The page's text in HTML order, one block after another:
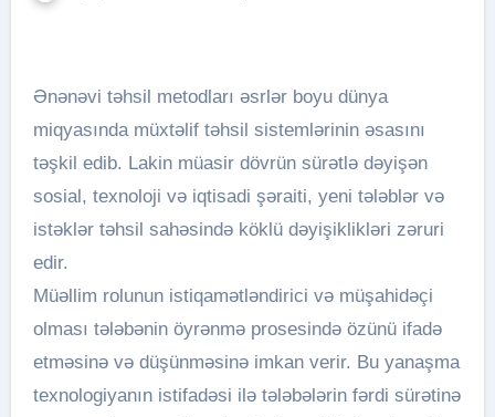
Ənənəvi təhsil metodları əsrlər boyu dünya
miqyasında müxtəlif təhsil sistemlərinin əsasını
təşkil edib. Lakin müasir dövrün sürətlə dəyişən
sosial, texnoloji və iqtisadi şəraiti, yeni tələblər və
istəklər təhsil sahəsində köklü dəyişiklikləri zəruri
edir.
Müəllim rolunun istiqamətləndirici və müşahidəçi
olması tələbənin öyrənmə prosesində özünü ifadə
etməsinə və düşünməsinə imkan verir. Bu yanaşma
texnologiyanın istifadəsi ilə tələbələrin fərdi sürətinə